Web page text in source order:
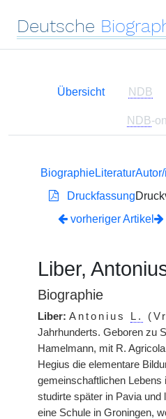
Deutsche
Übersicht NDB
NDB-
BiographieLiteratur
Druckfassung
vorheriger Artikel
Liber,
Biographie
Liber: Antonius L.
Jahrhunderts. Geboren zu
Hamelmann, mit R.
Hegius die elementare
gemeinschaftlichen Lebens
studirte später in Pavia
eine Schule in Groningen,